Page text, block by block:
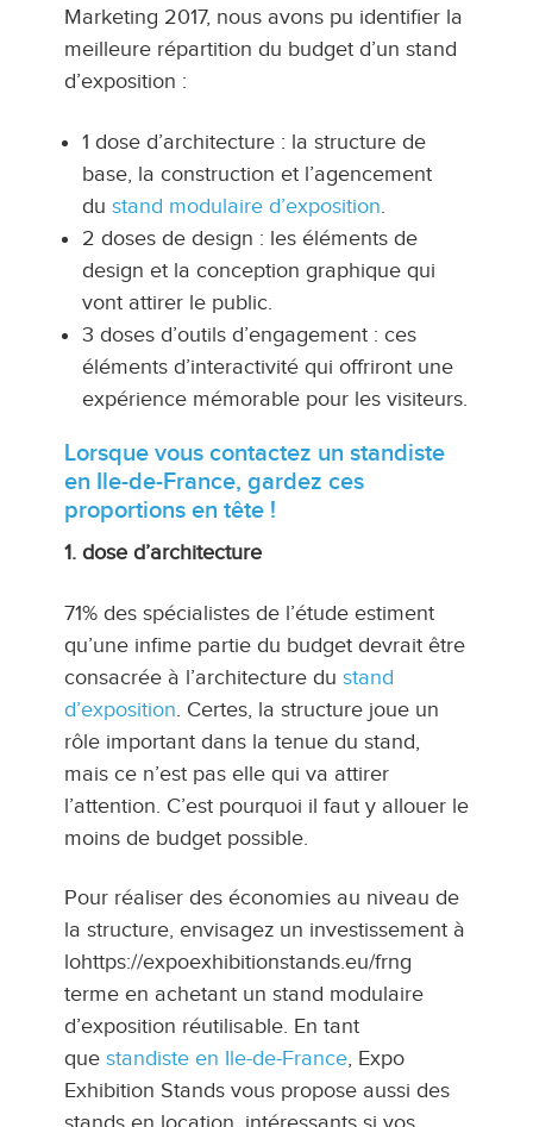
Marketing 2017, nous avons pu identifier la
meilleure répartition du budget d’un stand
d’exposition :
1 dose d’architecture : la structure de
base, la construction et l’agencement
du stand modulaire d’exposition.
2 doses de design : les éléments de
design et la conception graphique qui
vont attirer le public.
3 doses d’outils d’engagement : ces
éléments d’interactivité qui offriront une
expérience mémorable pour les visiteurs.
Lorsque vous contactez un standiste
en Ile-de-France, gardez ces
proportions en tête !
1. dose d’architecture
71% des spécialistes de l’étude estiment
qu’une infime partie du budget devrait être
consacrée à l’architecture du stand
d’exposition. Certes, la structure joue un
rôle important dans la tenue du stand,
mais ce n’est pas elle qui va attirer
l’attention. C’est pourquoi il faut y allouer le
moins de budget possible.
Pour réaliser des économies au niveau de
la structure, envisagez un investissement à
lohttps://expoexhibitionstands.eu/frng
terme en achetant un stand modulaire
d’exposition réutilisable. En tant
que standiste en Ile-de-France, Expo
Exhibition Stands vous propose aussi des